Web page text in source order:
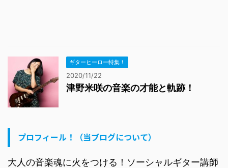
ギターヒーロー特集！
2020/11/22
津野米咲の音楽の才能と軌跡！
プロフィール！（当ブログについて）
大人の音楽魂に火をつける！ソーシャルギター講師